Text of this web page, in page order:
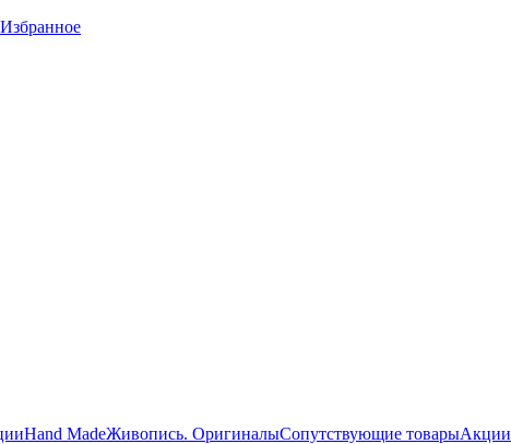
Избранное
Hand MadeЖивопись. ОригиналыСопутствующие товарыАкции